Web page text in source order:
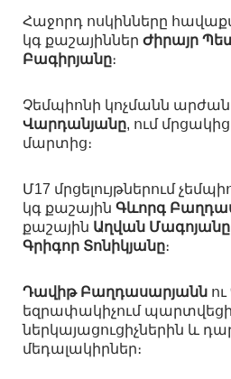
Հաջորդ ոսկինները
կգ քաշայիններ Ժիրայր
Բագիրյանը։
Չեմպիոնի կոչմանն
Վարդանյանը, ում
մարտից։
Մ17 մրցելույթներում
կգ քաշային Գևորգ
քաշային Աղվան Մագոյանը
Գրիգոր Տոնիկյանը։
Դավիթ Բաղդասարյանն ու
եզրափակիչում
ներկայացուցիչներին և
մեդալակիրներ։